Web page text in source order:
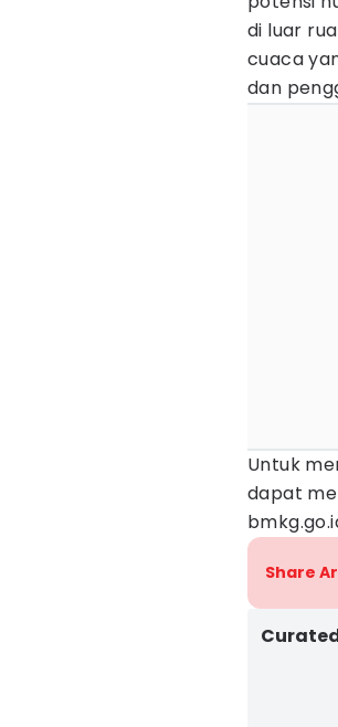
di luar
cuaca
dan
Untuk
dapat
Share